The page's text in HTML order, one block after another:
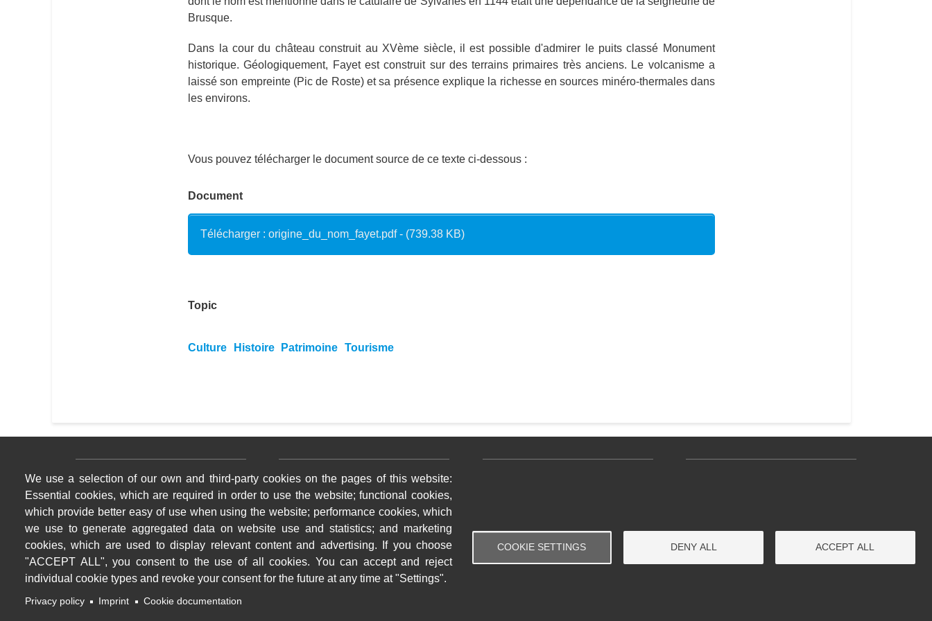
Brusque.
Dans la cour du château construit au XVème siècle, il est possible d'admirer le puits classé Monument
historique. Géologiquement, Fayet est construit sur des terrains primaires très anciens. Le volcanisme a
laissé son empreinte (Pic de Roste) et sa présence explique la richesse en sources minéro-thermales dans
les environs.
Vous pouvez télécharger le document source de ce texte ci-dessous :
Document
Télécharger : origine_du_nom_fayet.pdf - (739.38 KB)
Topic
Culture Histoire Patrimoine Tourisme
Papiers d'identité
Service en ligne
La Poste
Contact
Logements
Déchèterie
Réglementations
Analyses eau
Fayet
Transport
We use a selection of our own and third-party cookies on the pages of this website:
Essential cookies, which are required in order to use the website; functional cookies,
which provide better easy of use when using the website; performance cookies, which
we use to generate aggregated data on website use and statistics; and marketing
cookies, which are used to display relevant content and advertising. If you choose
"ACCEPT ALL", you consent to the use of all cookies. You can accept and reject
individual cookie types and revoke your consent for the future at any time at "Settings".
Privacy policy Imprint Cookie documentation
COOKIE SETTINGS DENY ALL ACCEPT ALL